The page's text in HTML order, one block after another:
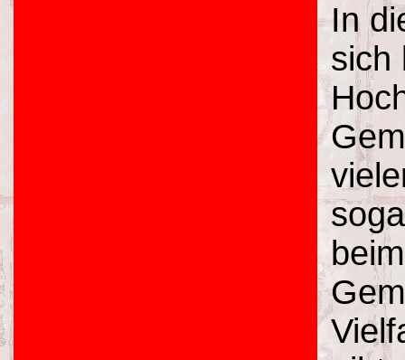
In
sich